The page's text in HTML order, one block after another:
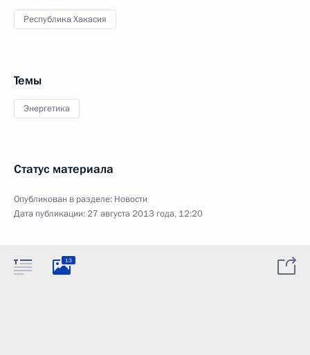
Республика Хакасия
Темы
Энергетика
Статус материала
Опубликован в разделе: Новости
Дата публикации:27 августа 2013 года, 12:20
13